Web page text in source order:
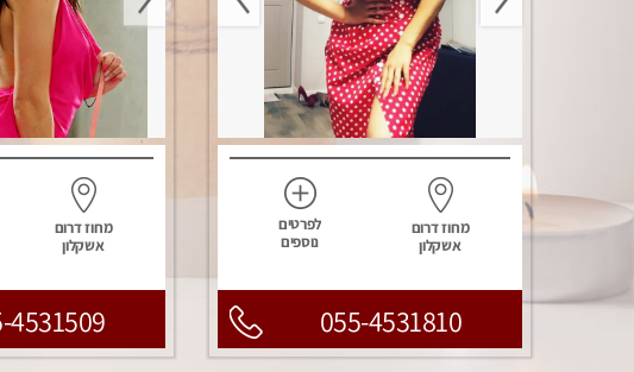
מחוז דרום
אשקלון
לפרטים
נוספים
055-4531810
מחוז דרום
אשקלון
4531509